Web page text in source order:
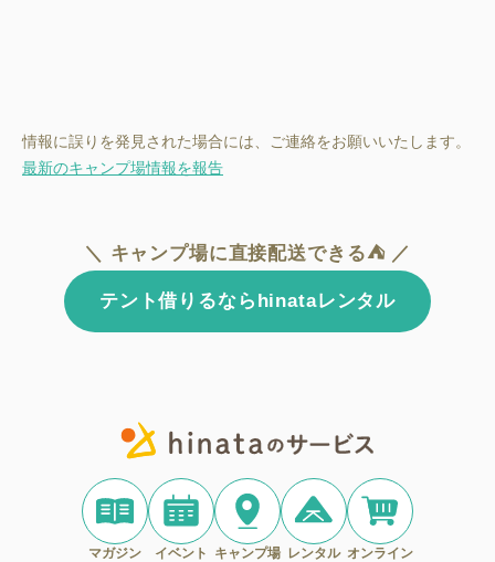
情報に誤りを発見された場合には、ご連絡をお願いいたします。
最新のキャンプ場情報を報告
＼ キャンプ場に直接配送できる⛺ ／
テント借りるならhinataレンタル
マガジン イベント
キャンプ場 レンタル オンライン